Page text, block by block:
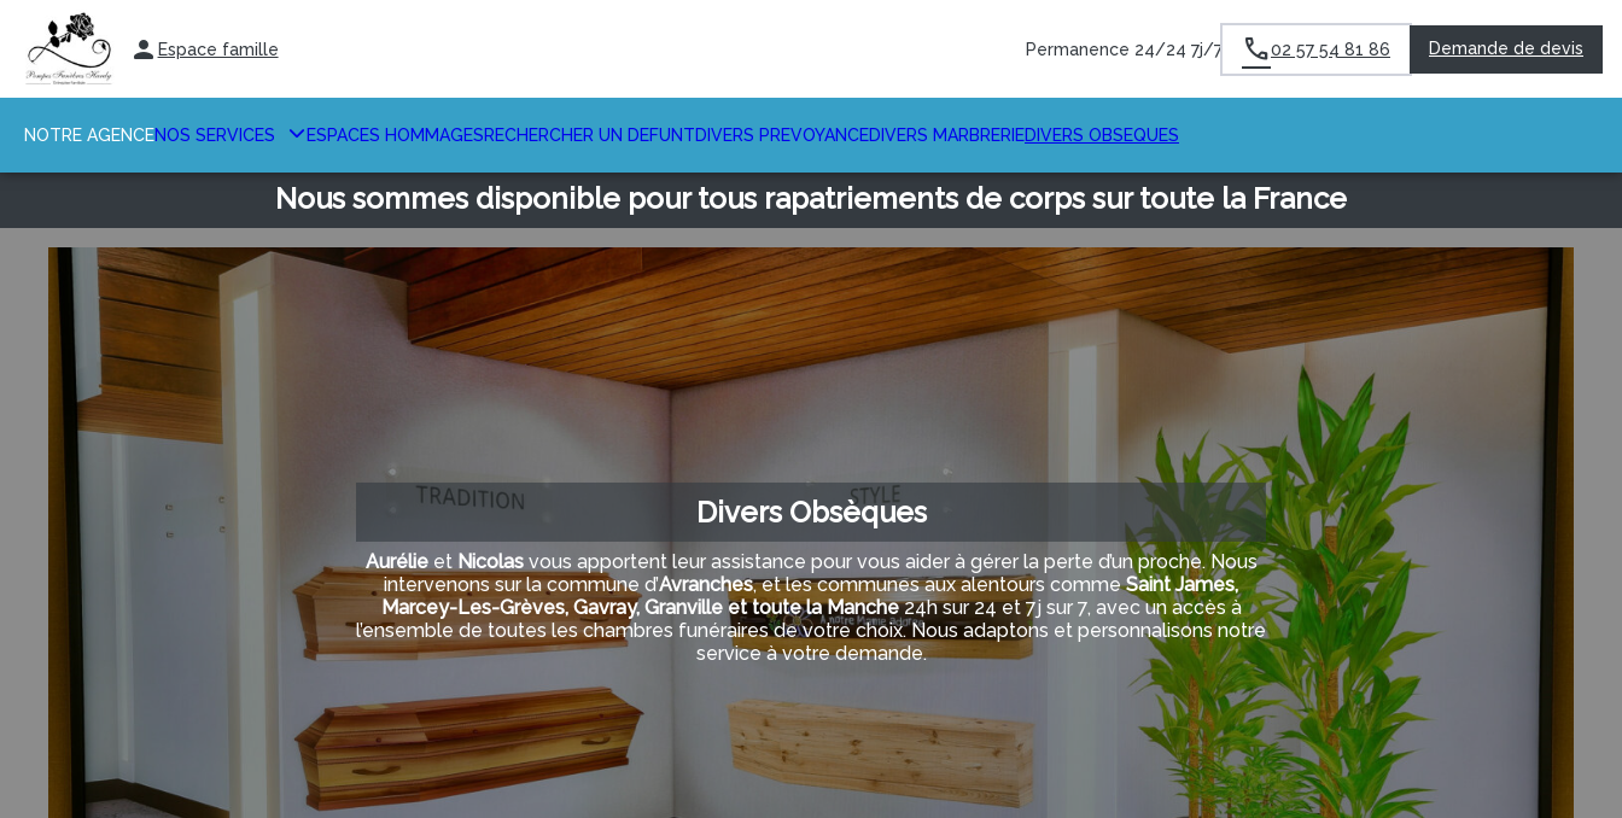
contenu
Espace famille Permanence 24/24 7j/7 02 57 54 81 86 Demande de devis
NOTRE AGENCENOS SERVICES ESPACES HOMMAGESRECHERCHER UN DEFUNTDIVERS PREVOYANCEDIVERS MARBRERIEDIVERS OBSEQUES
Nous sommes disponible pour tous rapatriements de corps sur toute la France
Divers Obsèques
Aurélieet Nicolasvous apportent leur assistance pour vous aider à gérer la perte d’un proche. Nous
intervenons sur la commune d’Avranches, et les communes aux alentours commeSaint James,
Marcey-Les-Grèves, Gavray, Granville et toute la Manche24h sur 24 et 7j sur 7, avec un accès à
l’ensemble de toutes les chambres funéraires de votre choix. Nous adaptons et personnalisons notre
service à votre demande.